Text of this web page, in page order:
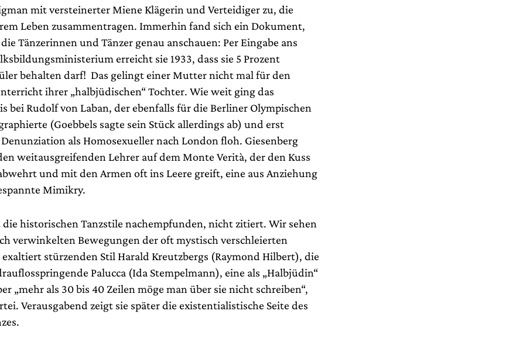
mit versteinerter Miene Klägerin und Verteidiger zu, die
Leben zusammentragen. Immerhin fand sich ein Dokument,
Tänzerinnen und Tänzer genau anschauen: Per Eingabe ans
erreicht sie 1933, dass sie 5 Prozent
behalten darf! Das gelingt einer Mutter nicht mal für den
ihrer „halbjüdischen“ Tochter. Wie weit ging das
bei Rudolf von Laban, der ebenfalls für die Berliner Olympischen
(Goebbels sagte sein Stück allerdings ab) und erst
als Homosexueller nach London floh. Giesenberg
weitausgreifenden Lehrer auf dem Monte Verità, der den Kuss
und mit den Armen oft ins Leere greift, eine aus Anziehung
Mimikry.
die historischen Tanzstile nachempfunden, nicht zitiert. Wir sehen
verwinkelten Bewegungen der oft mystisch verschleierten
stürzenden Stil Harald Kreutzbergs (Raymond Hilbert), die
Palucca (Ida Stempelmann), eine als „Halbjüdin“
„mehr als 30 bis 40 Zeilen möge man über sie nicht schreiben“,
Verausgabend zeigt sie später die existentialistische Seite des